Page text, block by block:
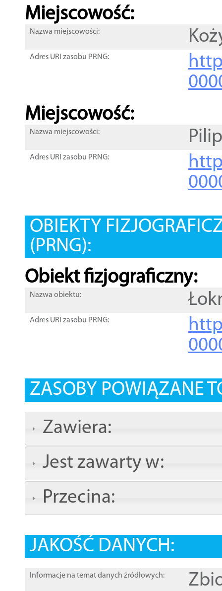
Miejscowość:
Nazwa miejscowości:
Adres URI zasobu PRNG:
Miejscowość:
Nazwa miejscowości:
Adres URI zasobu PRNG:
OBIEKTY
(PRNG):
Obiekt fizjograficzny:
Nazwa obiektu:
Adres URI zasobu PRNG:
ZASOBY POWIĄZANE
Zawiera:
Jest zawarty w:
Przecina:
JAKOŚĆ DANYCH:
Informacje na temat danych źródłowych: